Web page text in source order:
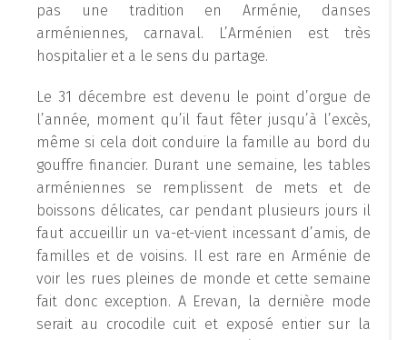
pas une tradition en Arménie, danses
arméniennes, carnaval. L’Arménien est très
hospitalier et a le sens du partage.
Le 31 décembre est devenu le point d’orgue de
l’année, moment qu’il faut fêter jusqu’à l’excès,
même si cela doit conduire la famille au bord du
gouffre financier. Durant une semaine, les tables
arméniennes se remplissent de mets et de
boissons délicates, car pendant plusieurs jours il
faut accueillir un va-et-vient incessant d’amis, de
familles et de voisins. Il est rare en Arménie de
voir les rues pleines de monde et cette semaine
fait donc exception. A Erevan, la dernière mode
serait au crocodile cuit et exposé entier sur la